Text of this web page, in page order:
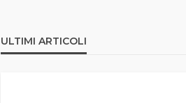
ULTIMI ARTICOLI